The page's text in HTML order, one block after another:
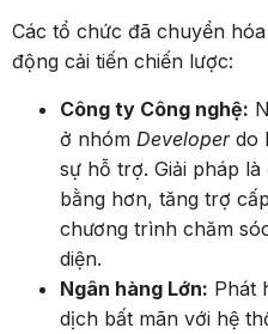
Các tổ chức đã chuyển
động cải tiến chiến lược:
Công ty Công nghệ:
ở nhóm Developerdo
sự hỗ trợ. Giải pháp
bằng hơn, tăng trợ cấp
chương trình chăm
diện.
Ngân hàng Lớn: Phát
dịch bất mãn với hệ